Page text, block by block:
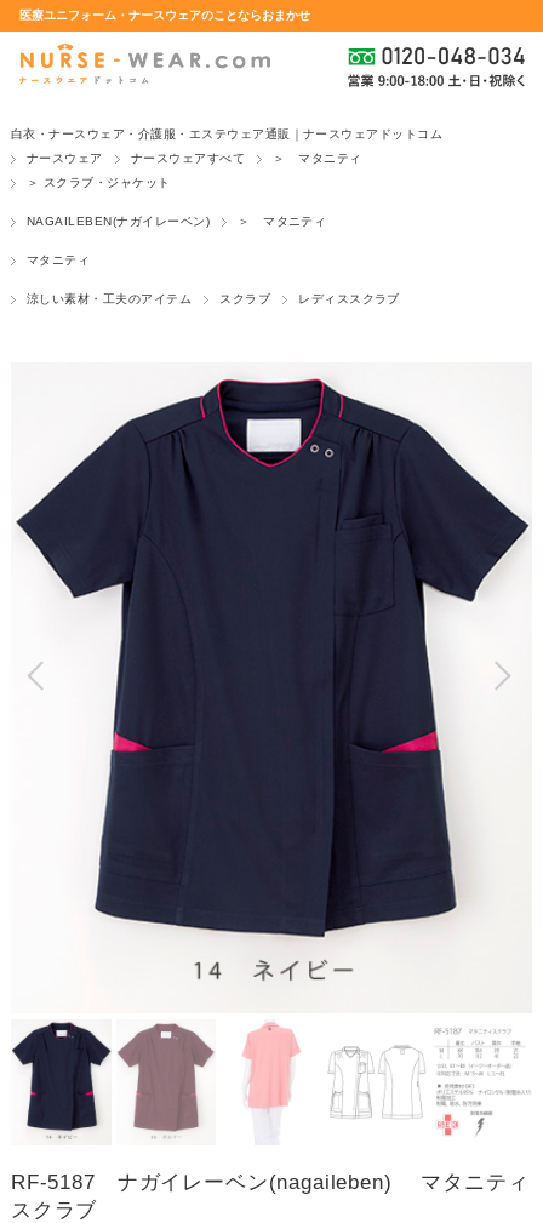
医療ユニフォーム・ナースウェアのことならおまかせ
白衣・ナースウェア・介護服・エステウェア通販｜ナースウェアドットコム
ナースウェア
ナースウェアすべて
＞ マタニティ
＞ スクラブ・ジャケット
NAGAILEBEN(ナガイレーベン) ＞ マタニティ
マタニティ
涼しい素材・工夫のアイテム スクラブ レディススクラブ
RF-5187 ナガイレーベン(nagaileben) マタニティ
スクラブ